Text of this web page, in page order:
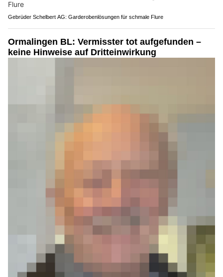
Gebrüder Schelbert AG: Garderobenlösungen für schmale Flure
Ormalingen BL: Vermisster tot aufgefunden –
keine Hinweise auf Dritteinwirkung